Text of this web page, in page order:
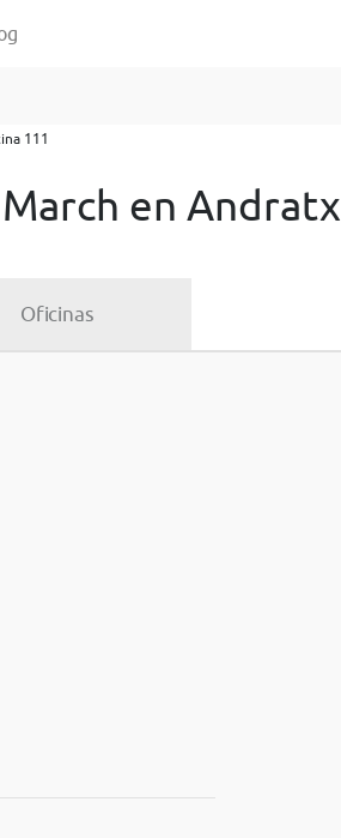
111
en Andratx
Oficinas